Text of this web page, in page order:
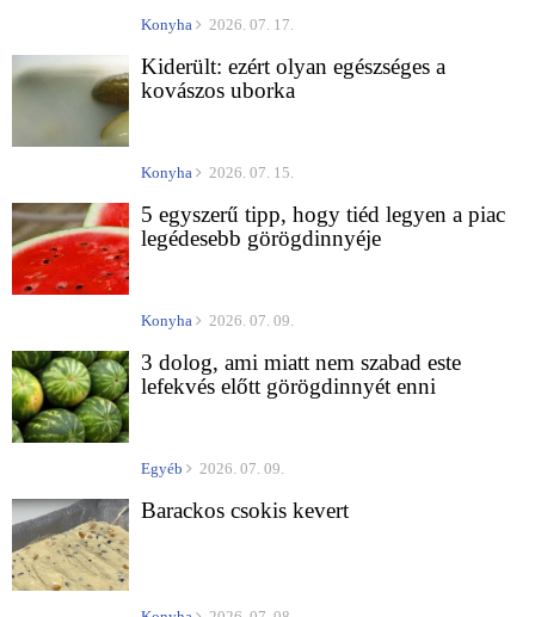
Konyha 2026. 07. 17.
Kiderült: ezért olyan egészséges a
kovászos uborka
Konyha 2026. 07. 15.
5 egyszerű tipp, hogy tiéd legyen a piac
legédesebb görögdinnyéje
Konyha 2026. 07. 09.
3 dolog, ami miatt nem szabad este
lefekvés előtt görögdinnyét enni
Egyéb 2026. 07. 09.
Barackos csokis kevert